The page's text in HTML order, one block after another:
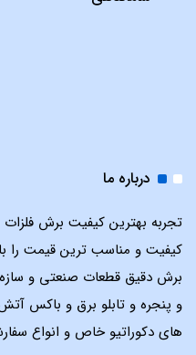
درباره ما
تجربه بهترین کیفیت برش فلزات
کیفیت و مناسب ترین قیمت را
برش دقیق قطعات صنعتی و
و پنجره و تابلو برق و باکس
های دکوراتیو خاص و انواع